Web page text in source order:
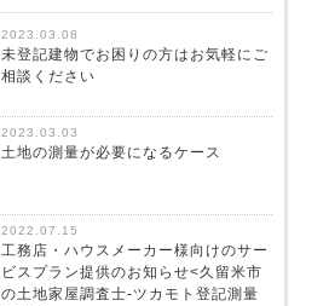
2023.03.08
未登記建物でお困りの方はお気軽にご
相談ください
2023.03.03
土地の測量が必要になるケース
2022.07.15
工務店・ハウスメーカー様向けのサー
ビスプラン提供のお知らせ<久留米市
の土地家屋調査士-ツカモト登記測量